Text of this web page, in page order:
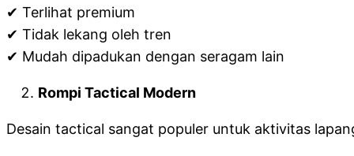
✔ Terlihat premium
✔ Tidak lekang oleh tren
✔ Mudah dipadukan dengan seragam lain
Rompi Tactical Modern
Desain tactical sangat populer untuk aktivitas